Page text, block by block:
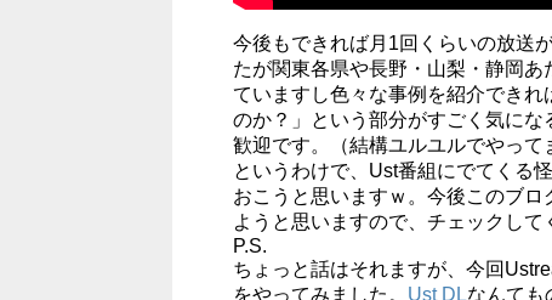
今後もできれば月1回くらいの放送
たが関東各県や長野・山梨・静岡
ていますし色々な事例を紹介でき
のか？」という部分がすごく気に
歓迎です。（結構ユルユルでやって
というわけで、Ust番組にでてくる
おこうと思いますｗ。今後このブ
ようと思いますので、チェックして
P.S.
ちょっと話はそれますが、今回
をやってみました。 Ust DLなんても